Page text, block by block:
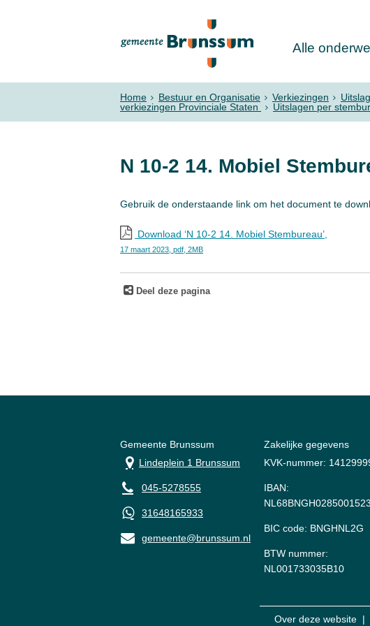
Alle
Home Bestuur en Organisatie Verkiezingen
verkiezingen Provinciale Staten
Uitslagen per
N 10-2 14. Mobiel
Gebruik de onderstaande link om het document te
Download ‘N 10-2 14. Mobiel Stembureau’,
17 maart 2023, pdf , 2MB
Deel deze pagina
Gemeente Brunssum
Lindeplein 1 Brunssum
045-5278555
31648165933
gemeente@brunssum.nl
Zakelijke gegevens
KVK-nummer:
IBAN:
NL68BNGH0285001523
BIC code: BNGHNL2G
BTW nummer:
NL001733035B10
Over deze website